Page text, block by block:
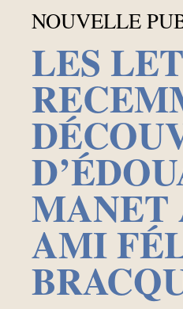
NOUVELLE
LES
MANET
AMI